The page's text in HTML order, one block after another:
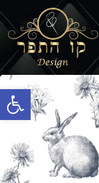
Open toolbar